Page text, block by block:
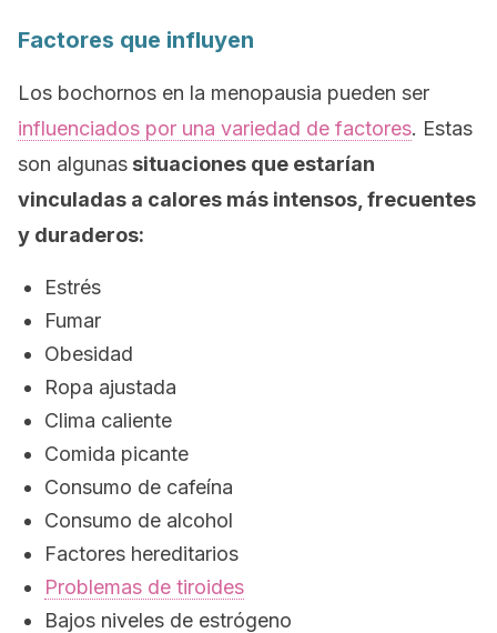
Factores que influyen
Los bochornos en la menopausia pueden ser
influenciados por una variedad de factores. Estas
son algunas situaciones que estarían
vinculadas a calores más intensos, frecuentes
y duraderos:
Estrés
Fumar
Obesidad
Ropa ajustada
Clima caliente
Comida picante
Consumo de cafeína
Consumo de alcohol
Factores hereditarios
Problemas de tiroides
Bajos niveles de estrógeno